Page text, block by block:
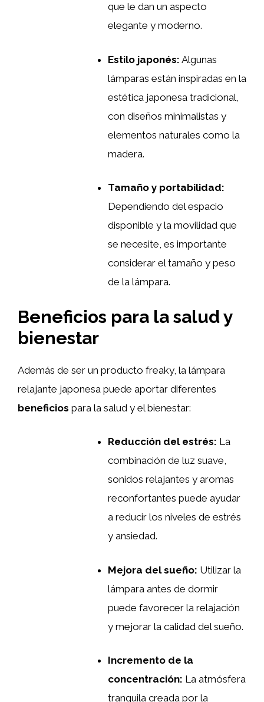
que le dan un aspecto
elegante y moderno.
Estilo japonés: Algunas
lámparas están inspiradas en la
estética japonesa tradicional,
con diseños minimalistas y
elementos naturales como la
madera.
Tamaño y portabilidad:
Dependiendo del espacio
disponible y la movilidad que
se necesite, es importante
considerar el tamaño y peso
de la lámpara.
Beneficios para la salud y
bienestar
Además de ser un producto freaky, la lámpara
relajante japonesa puede aportar diferentes
beneficios para la salud y el bienestar:
Reducción del estrés: La
combinación de luz suave,
sonidos relajantes y aromas
reconfortantes puede ayudar
a reducir los niveles de estrés
y ansiedad.
Mejora del sueño: Utilizar la
lámpara antes de dormir
puede favorecer la relajación
y mejorar la calidad del sueño.
Incremento de la
concentración: La atmósfera
tranquila creada por la